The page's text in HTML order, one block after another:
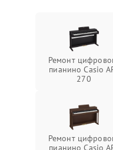
Ремонт
пианино Casio
270
Ремонт
пианино Casio